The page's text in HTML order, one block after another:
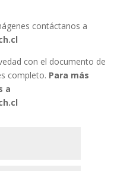
contáctanos a
con el documento de
completo. Para más
a